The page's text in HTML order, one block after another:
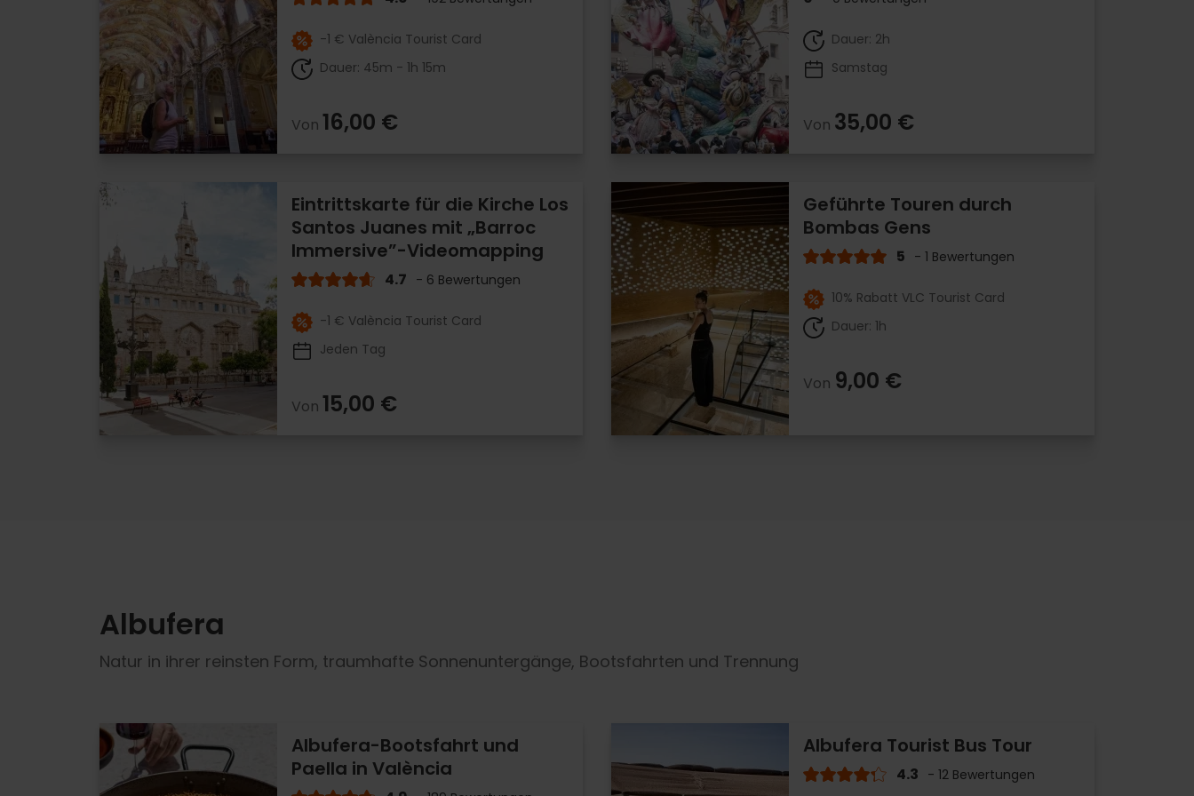
-1 € València Tourist Card
Dauer: 45m - 1h 15m
Von 16,00 €
Dauer: 2h
Samstag
Von 35,00 €
Eintrittskarte für die Kirche Los
Santos Juanes mit „Barroc
Immersive”-Videomapping
4.7 - 6 Bewertungen
-1 € València Tourist Card
Jeden Tag
Von 15,00 €
Geführte Touren durch
Bombas Gens
5 - 1 Bewertungen
10% Rabatt VLC Tourist Card
Dauer: 1h
Von 9,00 €
Albufera
Natur in ihrer reinsten Form, traumhafte Sonnenuntergänge, Bootsfahrten und Trennung
Albufera-Bootsfahrt und
Paella in València
Albufera Tourist Bus Tour
4.3 - 12 Bewertungen